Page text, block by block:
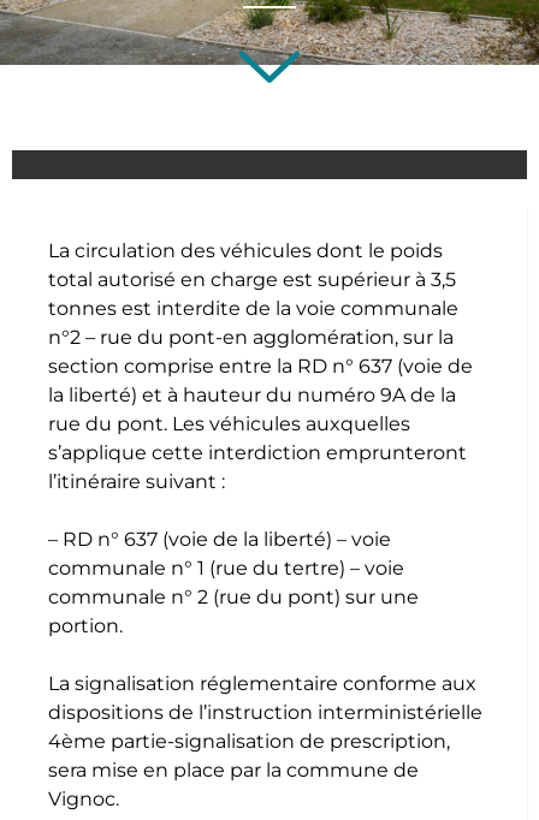
La circulation des véhicules dont le poids
total autorisé en charge est supérieur à 3,5
tonnes est interdite de la voie communale
n°2 – rue du pont-en agglomération, sur la
section comprise entre la RD n° 637 (voie de
la liberté) et à hauteur du numéro 9A de la
rue du pont. Les véhicules auxquelles
s’applique cette interdiction emprunteront
l’itinéraire suivant :
– RD n° 637 (voie de la liberté) – voie
communale n° 1 (rue du tertre) – voie
communale n° 2 (rue du pont) sur une
portion.
La signalisation réglementaire conforme aux
dispositions de l’instruction interministérielle
4ème partie-signalisation de prescription,
sera mise en place par la commune de
Vignoc.